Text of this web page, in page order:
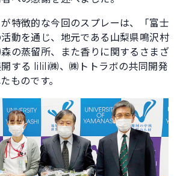
特徴的な今回のスプレーは、「富士
動を通じ、地元である山梨県鳴沢村
の蒸留所、また香りに関するさまざ
する lilili㈱、㈱トトラボの共同開発
ものです。